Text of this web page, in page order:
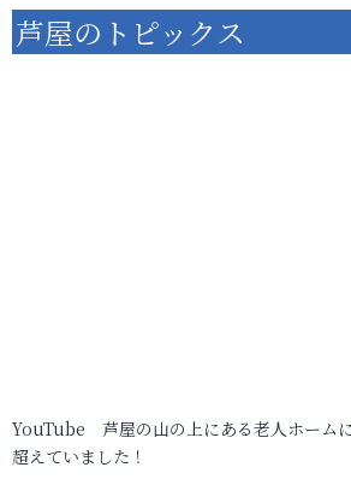
芦屋のトピックス
YouTube 芦屋の山の上にある老人ホーム
超えていました！